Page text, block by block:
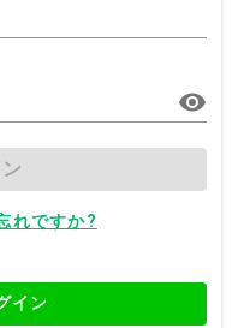
れですか?
イン